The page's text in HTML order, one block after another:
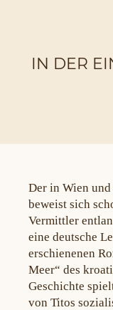
IN DER
Der in Wien
beweist sich
Vermittler
eine deutsche
erschienenen
Meer“ des
Geschichte
von Titos